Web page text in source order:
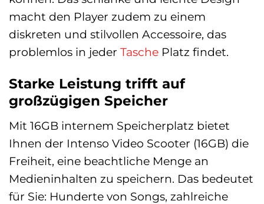
macht den Player zudem zu einem
diskreten und stilvollen Accessoire, das
problemlos in jeder Tasche Platz findet.
Starke Leistung trifft auf
großzügigen Speicher
Mit 16GB internem Speicherplatz bietet
Ihnen der Intenso Video Scooter (16GB) die
Freiheit, eine beachtliche Menge an
Medieninhalten zu speichern. Das bedeutet
für Sie: Hunderte von Songs, zahlreiche